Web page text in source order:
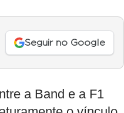
Seguir no Google
a Band e a F1